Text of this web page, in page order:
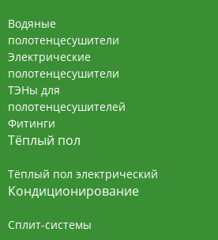
Водяные
полотенцесушители
Электрические
полотенцесушители
ТЭНы для
полотенцесушителей
Фитинги
Тёплый пол
Тёплый пол электрический
Кондиционирование
Сплит-системы